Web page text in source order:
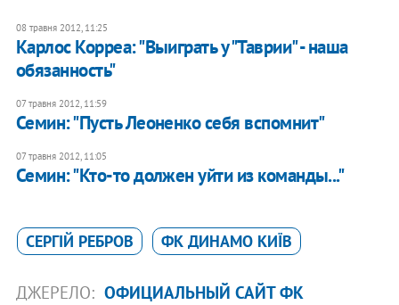
08 травня 2012, 11:25
Карлос Корреа: "Выиграть у "Таврии" - наша
обязанность"
07 травня 2012, 11:59
Семин: "Пусть Леоненко себя вспомнит"
07 травня 2012, 11:05
Семин: "Кто-то должен уйти из команды..."
СЕРГІЙ РЕБРОВ ФК ДИНАМО КИЇВ
ДЖЕРЕЛО: ОФИЦИАЛЬНЫЙ САЙТ ФК